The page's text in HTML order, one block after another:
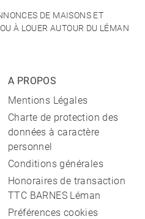
DE MAISONS ET
À LOUER AUTOUR DU LÉMAN
A PROPOS
Mentions Légales
Charte de protection des
données à caractère
personnel
Conditions générales
Honoraires de transaction
TTC BARNES Léman
Préférences cookies